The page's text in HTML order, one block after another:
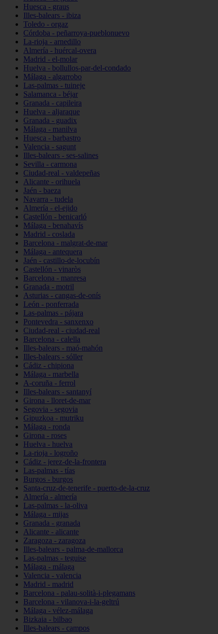
Huesca - graus
Illes-balears - ibiza
Toledo - orgaz
Córdoba - peñarroya-pueblonuevo
La-rioja - arnedillo
Almería - huércal-overa
Madrid - el-molar
Huelva - bollullos-par-del-condado
Málaga - algarrobo
Las-palmas - tuineje
Salamanca - béjar
Granada - capileira
Huelva - aljaraque
Granada - guadix
Málaga - manilva
Huesca - barbastro
Valencia - sagunt
Illes-balears - ses-salines
Sevilla - carmona
Ciudad-real - valdepeñas
Alicante - orihuela
Jaén - baeza
Navarra - tudela
Almería - el-ejido
Castellón - benicarló
Málaga - benahavís
Madrid - coslada
Barcelona - malgrat-de-mar
Málaga - antequera
Jaén - castillo-de-locubín
Castellón - vinaròs
Barcelona - manresa
Granada - motril
Asturias - cangas-de-onís
León - ponferrada
Las-palmas - pájara
Pontevedra - sanxenxo
Ciudad-real - ciudad-real
Barcelona - calella
Illes-balears - maó-mahón
Illes-balears - sóller
Cádiz - chipiona
Málaga - marbella
A-coruña - ferrol
Illes-balears - santanyí
Girona - lloret-de-mar
Segovia - segovia
Gipuzkoa - mutriku
Málaga - ronda
Girona - roses
Huelva - huelva
La-rioja - logroño
Cádiz - jerez-de-la-frontera
Las-palmas - tías
Burgos - burgos
Santa-cruz-de-tenerife - puerto-de-la-cruz
Almería - almería
Las-palmas - la-oliva
Málaga - mijas
Granada - granada
Alicante - alicante
Zaragoza - zaragoza
Illes-balears - palma-de-mallorca
Las-palmas - teguise
Málaga - málaga
Valencia - valencia
Madrid - madrid
Barcelona - palau-solità-i-plegamans
Barcelona - vilanova-i-la-geltrú
Málaga - vélez-málaga
Bizkaia - bilbao
Illes-balears - campos